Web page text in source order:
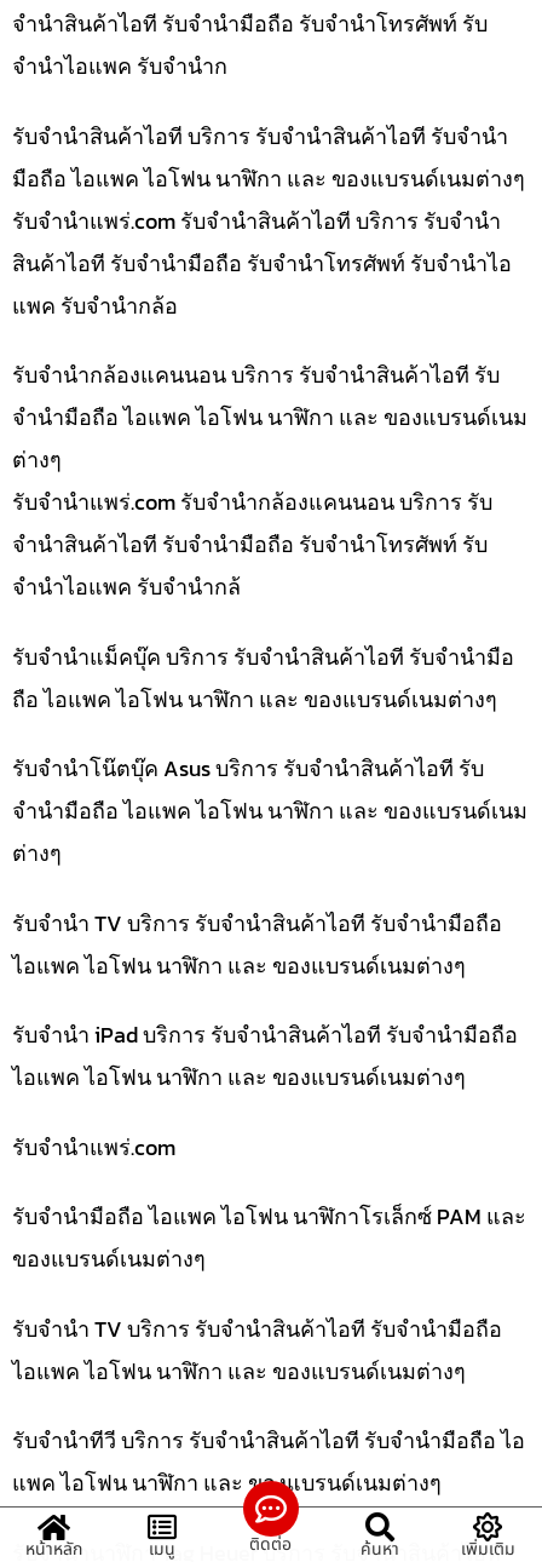
จำนำสินค้าไอที รับจำนำมือถือ รับจำนำโทรศัพท์ รับ
จำนำไอแพค รับจำนำก
รับจำนำสินค้าไอที บริการ รับจำนำสินค้าไอที รับจำนำ
มือถือ ไอแพค ไอโฟน นาฬิกา และ ของแบรนด์เนมต่างๆ
รับจํานําแพร่.com รับจำนำสินค้าไอที บริการ รับจำนำ
สินค้าไอที รับจำนำมือถือ รับจำนำโทรศัพท์ รับจำนำไอ
แพค รับจำนำกล้อ
รับจำนำกล้องแคนนอน บริการ รับจำนำสินค้าไอที รับ
จำนำมือถือ ไอแพค ไอโฟน นาฬิกา และ ของแบรนด์เนม
ต่างๆ
รับจํานําแพร่.com รับจำนำกล้องแคนนอน บริการ รับ
จำนำสินค้าไอที รับจำนำมือถือ รับจำนำโทรศัพท์ รับ
จำนำไอแพค รับจำนำกล้
รับจำนำแม็คบุ๊ค บริการ รับจำนำสินค้าไอที รับจำนำมือ
ถือ ไอแพค ไอโฟน นาฬิกา และ ของแบรนด์เนมต่างๆ
รับจำนำโน๊ตบุ๊ค Asus บริการ รับจำนำสินค้าไอที รับ
จำนำมือถือ ไอแพค ไอโฟน นาฬิกา และ ของแบรนด์เนม
ต่างๆ
รับจำนำ TV บริการ รับจำนำสินค้าไอที รับจำนำมือถือ
ไอแพค ไอโฟน นาฬิกา และ ของแบรนด์เนมต่างๆ
รับจำนำ iPad บริการ รับจำนำสินค้าไอที รับจำนำมือถือ
ไอแพค ไอโฟน นาฬิกา และ ของแบรนด์เนมต่างๆ
รับจํานําแพร่.com
รับจำนำมือถือ ไอแพค ไอโฟน นาฬิกาโรเล็กซ์ PAM และ
ของแบรนด์เนมต่างๆ
รับจำนำ TV บริการ รับจำนำสินค้าไอที รับจำนำมือถือ
ไอแพค ไอโฟน นาฬิกา และ ของแบรนด์เนมต่างๆ
รับจำนำทีวี บริการ รับจำนำสินค้าไอที รับจำนำมือถือ ไอ
แพค ไอโฟน นาฬิกา และ ของแบรนด์เนมต่างๆ
รับจำนำนาฬิกา Tag Heuer บริการ รับจำนำสินค้าไอที
หน้าหลัก เมนู ติดต่อ ค้นหา เพิ่มเติม